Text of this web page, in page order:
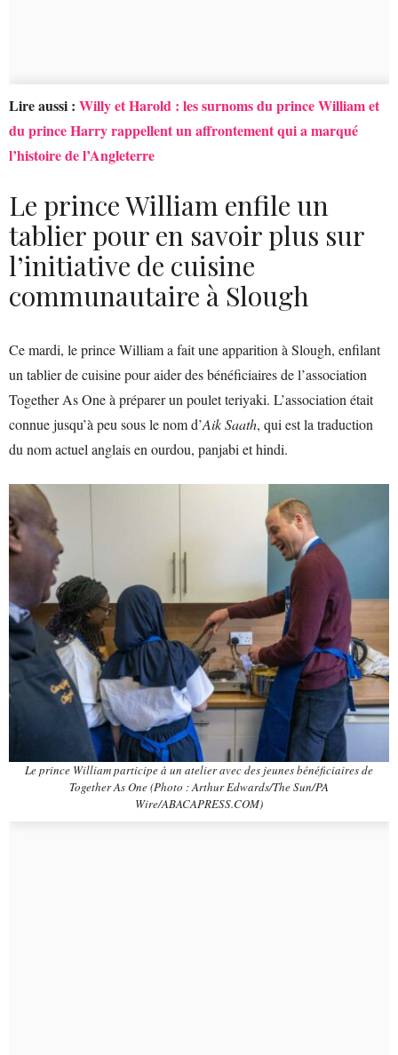
Lire aussi : Willy et Harold : les surnoms du prince William et
du prince Harry rappellent un affrontement qui a marqué
l’histoire de l’Angleterre
Le prince William enfile un
tablier pour en savoir plus sur
l’initiative de cuisine
communautaire à Slough
Ce mardi, le prince William a fait une apparition à Slough, enfilant
un tablier de cuisine pour aider des bénéficiaires de l’association
Together As One à préparer un poulet teriyaki. L’association était
connue jusqu’à peu sous le nom d’Aik Saath, qui est la traduction
du nom actuel anglais en ourdou, panjabi et hindi.
Le prince William participe à un atelier avec des jeunes bénéficiaires de
Together As One (Photo : Arthur Edwards/The Sun/PA
Wire/ABACAPRESS.COM)